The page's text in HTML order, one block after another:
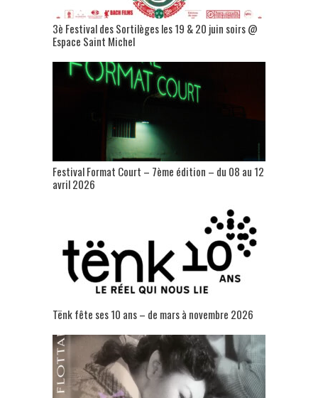
3è Festival des Sortilèges les 19 & 20 juin soirs @
Espace Saint Michel
Festival Format Court – 7ème édition – du 08 au 12
avril 2026
Tënk fête ses 10 ans – de mars à novembre 2026